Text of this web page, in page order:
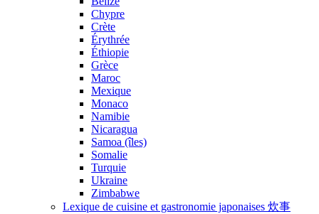
Chypre
Crète
Érythrée
Éthiopie
Grèce
Maroc
Mexique
Monaco
Namibie
Nicaragua
Samoa (îles)
Somalie
Turquie
Ukraine
Zimbabwe
Lexique de cuisine et gastronomie japonaises 炊事